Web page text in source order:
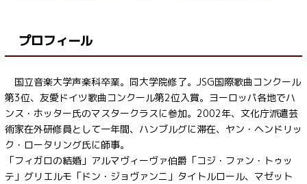
プロフィール
国立音楽大学声楽科卒業。同大学院修了。JSG国際歌曲コンクール
第3位、友愛ドイツ歌曲コンクール第2位入賞。ヨーロッパ各地でハ
ンス・ホッター氏のマスタークラスに参加。2002年、文化庁派遣芸
術家在外研修員として一年間、ハンブルグに滞在、ヤン・ヘンドリッ
ク・ロータリング氏に師事。
「フィガロの結婚」アルマヴィーヴァ伯爵「コジ・ファン・トゥッ
テ」グリエルモ「ドン・ジョヴァンニ」タイトルロール、マゼット